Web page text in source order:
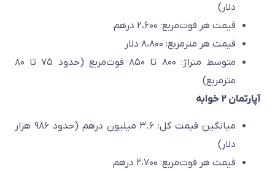
دلار)
قیمت هر فوت‌مربع: ۲،۶۰۰ درهم
قیمت هر مترمربع: ۸،۸۰۰ دلار
متوسط متراژ: ۸۰۰ تا ۸۵۰ فوت‌مربع (حدود ۷۵ تا ۸۰
مترمربع)
آپارتمان ۲ خوابه
میانگین قیمت کل: ۳.۶ میلیون درهم (حدود ۹۸۶ هزار
دلار)
قیمت هر فوت‌مربع: ۲،۷۰۰ درهم